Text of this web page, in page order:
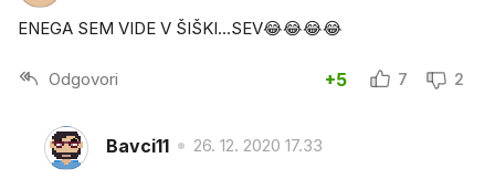
ENEGA SEM VIDE V ŠIŠKI...SEV😂😂😂😂
Odgovori +5 7 2
Bavci11 26. 12. 2020 17.33